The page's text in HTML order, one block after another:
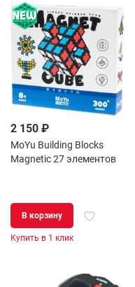
2 150 ₽
MoYu Building Blocks
Magnetic 27 элементов
В корзину
Купить в 1 клик